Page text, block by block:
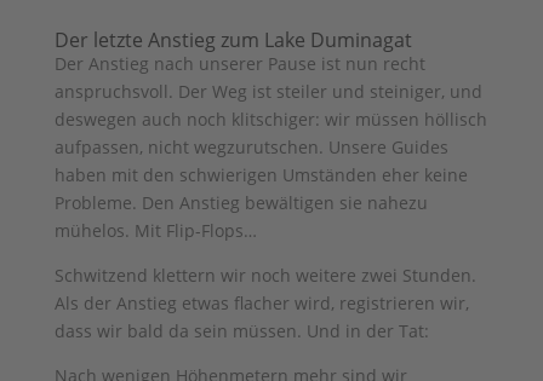
Der letzte Anstieg zum Lake Duminagat
Der Anstieg nach unserer Pause ist nun recht
anspruchsvoll. Der Weg ist steiler und steiniger, und
deswegen auch noch klitschiger: wir müssen höllisch
aufpassen, nicht wegzurutschen. Unsere Guides
haben mit den schwierigen Umständen eher keine
Probleme. Den Anstieg bewältigen sie nahezu
mühelos. Mit Flip-Flops…
Schwitzend klettern wir noch weitere zwei Stunden.
Als der Anstieg etwas flacher wird, registrieren wir,
dass wir bald da sein müssen. Und in der Tat:
Nach wenigen Höhenmetern mehr sind wir